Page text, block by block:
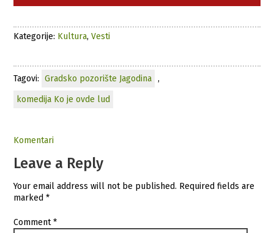
Kategorije: Kultura,Vesti
Tagovi: Gradsko pozorište Jagodina
,
komedija Ko je ovde lud
Komentari
Leave a Reply
Your email address will not be published. Required fields are
marked*
Comment*